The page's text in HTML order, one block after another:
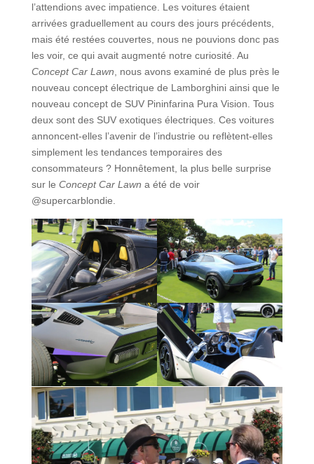
l’attendions avec impatience. Les voitures étaient
arrivées graduellement au cours des jours précédents,
mais été restées couvertes, nous ne pouvions donc pas
les voir, ce qui avait augmenté notre curiosité. Au
Concept Car Lawn, nous avons examiné de plus près le
nouveau concept électrique de Lamborghini ainsi que le
nouveau concept de SUV Pininfarina Pura Vision. Tous
deux sont des SUV exotiques électriques. Ces voitures
annoncent-elles l’avenir de l’industrie ou reflètent-elles
simplement les tendances temporaires des
consommateurs ? Honnêtement, la plus belle surprise
sur le Concept Car Lawn a été de voir
@supercarblondie.